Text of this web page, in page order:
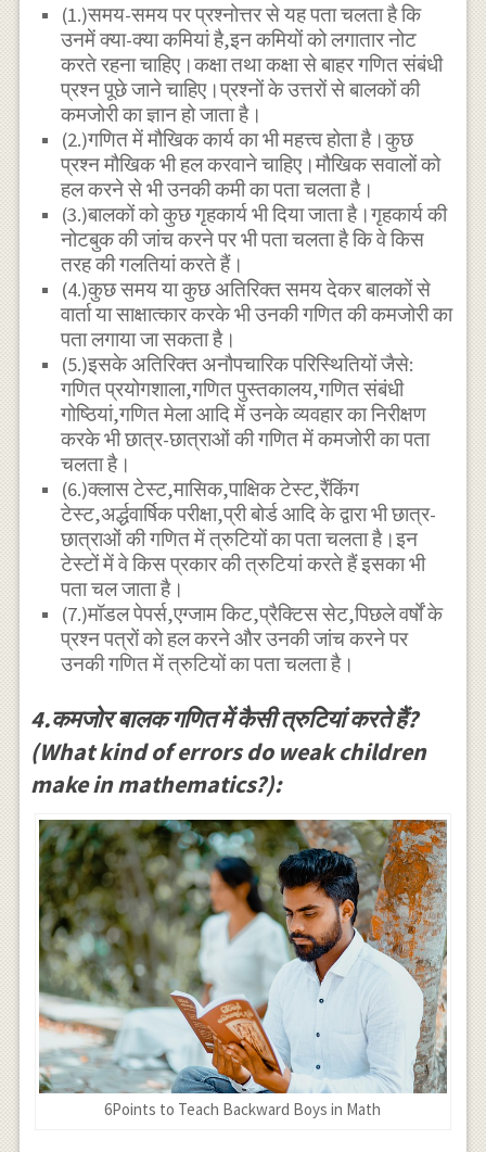
(1.)समय-समय पर प्रश्नोत्तर से यह पता चलता है कि
उनमें क्या-क्या कमियां है,इन कमियों को लगातार नोट
करते रहना चाहिए।कक्षा तथा कक्षा से बाहर गणित संबंधी
प्रश्न पूछे जाने चाहिए।प्रश्नों के उत्तरों से बालकों की
कमजोरी का ज्ञान हो जाता है।
(2.)गणित में मौखिक कार्य का भी महत्त्व होता है।कुछ
प्रश्न मौखिक भी हल करवाने चाहिए।मौखिक सवालों को
हल करने से भी उनकी कमी का पता चलता है।
(3.)बालकों को कुछ गृहकार्य भी दिया जाता है।गृहकार्य की
नोटबुक की जांच करने पर भी पता चलता है कि वे किस
तरह की गलतियां करते हैं।
(4.)कुछ समय या कुछ अतिरिक्त समय देकर बालकों से
वार्ता या साक्षात्कार करके भी उनकी गणित की कमजोरी का
पता लगाया जा सकता है।
(5.)इसके अतिरिक्त अनौपचारिक परिस्थितियों जैसे:
गणित प्रयोगशाला,गणित पुस्तकालय,गणित संबंधी
गोष्ठियां,गणित मेला आदि में उनके व्यवहार का निरीक्षण
करके भी छात्र-छात्राओं की गणित में कमजोरी का पता
चलता है।
(6.)क्लास टेस्ट,मासिक,पाक्षिक टेस्ट,रैंकिंग
टेस्ट,अर्द्धवार्षिक परीक्षा,प्री बोर्ड आदि के द्वारा भी छात्र-
छात्राओं की गणित में त्रुटियों का पता चलता है।इन
टेस्टों में वे किस प्रकार की त्रुटियां करते हैं इसका भी
पता चल जाता है।
(7.)मॉडल पेपर्स,एग्जाम किट,प्रैक्टिस सेट,पिछले वर्षों के
प्रश्न पत्रों को हल करने और उनकी जांच करने पर
उनकी गणित में त्रुटियों का पता चलता है।
4.कमजोर बालक गणित में कैसी त्रुटियां करते हैं?
(What kind of errors do weak children
make in mathematics?):
6Points to Teach Backward Boys in Math